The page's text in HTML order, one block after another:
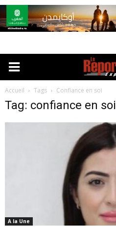
Accueil Tags Confiance en soi
Tag: confiance en soi
A la Une